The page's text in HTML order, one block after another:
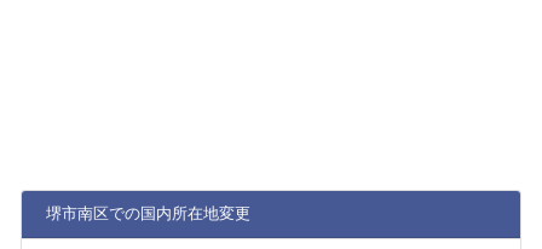
堺市南区での国内所在地変更